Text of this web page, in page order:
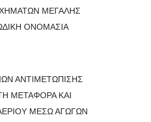
ΜΕΓΑΛΗΣ
ΟΝΟΜΑΣΙΑ
ΑΝΤΙΜΕΤΩΠΙΣΗΣ
ΜΕΤΑΦΟΡΑ ΚΑΙ
ΜΕΣΩ ΑΓΩΓΩΝ